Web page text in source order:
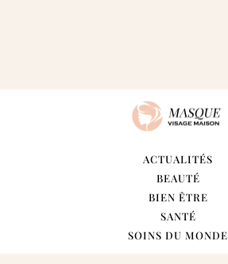
ACTUALITÉS
BEAUTÉ
BIEN ÊTRE
SANTÉ
SOINS DU MONDE